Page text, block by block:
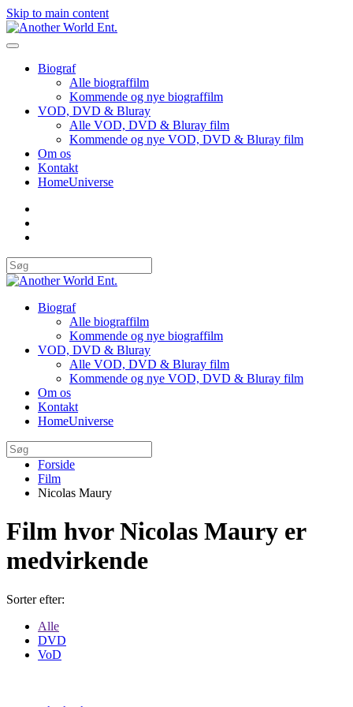
Skip to main content
Biograf
Alle biograffilm
Kommende og nye biograffilm
VOD, DVD & Bluray
Alle VOD, DVD & Bluray film
Kommende og nye VOD, DVD & Bluray film
Om os
Kontakt
HomeUniverse
Biograf
Alle biograffilm
Kommende og nye biograffilm
VOD, DVD & Bluray
Alle VOD, DVD & Bluray film
Kommende og nye VOD, DVD & Bluray film
Om os
Kontakt
HomeUniverse
Forside
Film
Nicolas Maury
Film hvor Nicolas Maury er
medvirkende
Sorter efter:
Alle
DVD
VoD